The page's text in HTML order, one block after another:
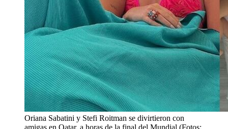
Oriana Sabatini y Stefi Roitman se divirtieron con
amigas en Qatar, a horas de la final del Mundial (Fotos: